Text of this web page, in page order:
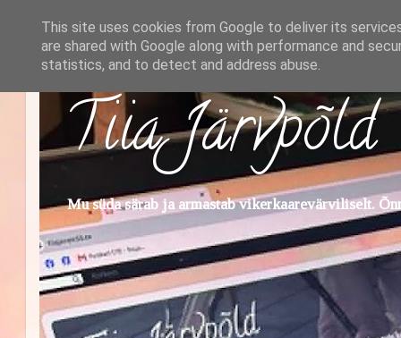
Tiia Järvpõld
Mu süda särab ja armastab vikerkaarevärviliselt.
This site uses cookies from Google to deliver its
are shared with Google along with performance and
statistics, and to detect and address abuse.